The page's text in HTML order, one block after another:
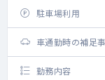
駐車場利用
車通勤時の補足
勤務内容